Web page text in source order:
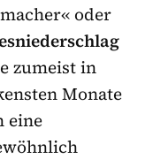
oder
zumeist in
Monate
eine